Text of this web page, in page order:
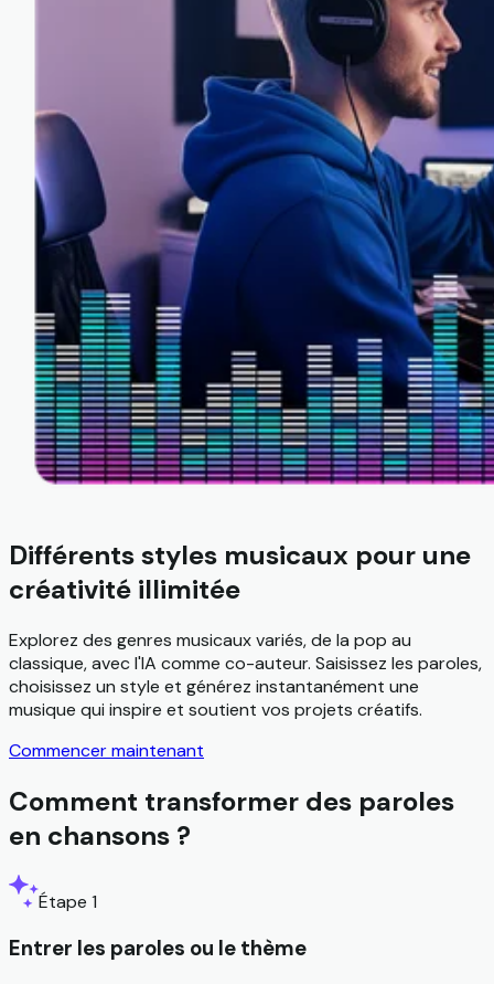
Différents styles musicaux pour une
créativité illimitée
Explorez des genres musicaux variés, de la pop au
classique, avec l'IA comme co-auteur. Saisissez les paroles,
choisissez un style et générez instantanément une
musique qui inspire et soutient vos projets créatifs.
Commencer maintenant
Comment transformer des paroles
en chansons ?
Étape 1
Entrer les paroles ou le thème